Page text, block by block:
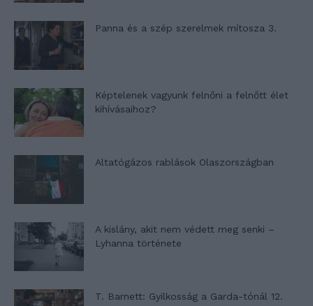
Panna és a szép szerelmek mítosza 3.
Képtelenek vagyunk felnőni a felnőtt élet
kihívásaihoz?
Altatógázos rablások Olaszországban
A kislány, akit nem védett meg senki –
Lyhanna története
T. Barnett: Gyilkosság a Garda-tónál 12.